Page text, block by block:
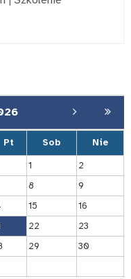
Pt Sob Nie
1
2
8
9
15
16
22
23
29
30